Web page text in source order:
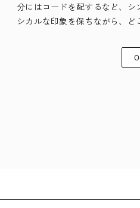
分にはコードを配するなど、
シカルな印象を保ちながら、ど